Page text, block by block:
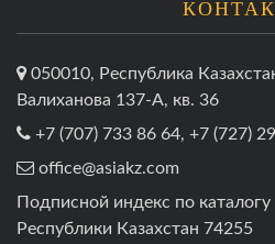
050010, Республика
Валиханова 137-А, кв. 36
+7 (707) 733 86 64, +7 (727)
office@asiakz.com
Подписной индекс по
Республики Казахстан 74255